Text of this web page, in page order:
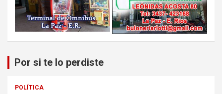
Por si te lo perdiste
POLÍTICA